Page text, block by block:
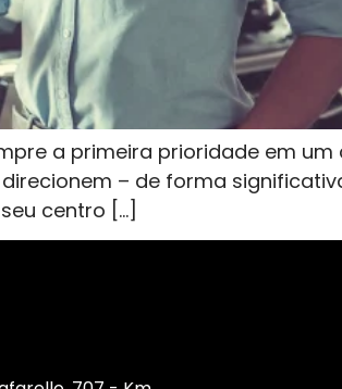
a primeira prioridade em um
– de forma
centro […]